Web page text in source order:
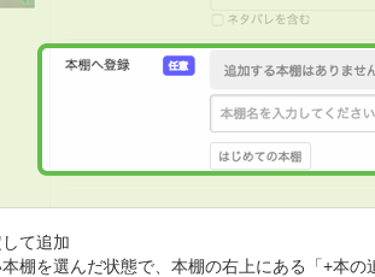
て追加
棚を選んだ状態で、本棚の右上にある「+本